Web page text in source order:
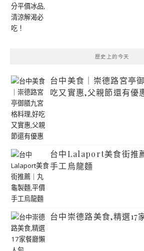
歷史上的今天
台中美食｜崇德路宮亭
吃又實惠,父親節還有優
台中Lalaport美食街推
手工烏龍麵
台中崇德路美食,精選17